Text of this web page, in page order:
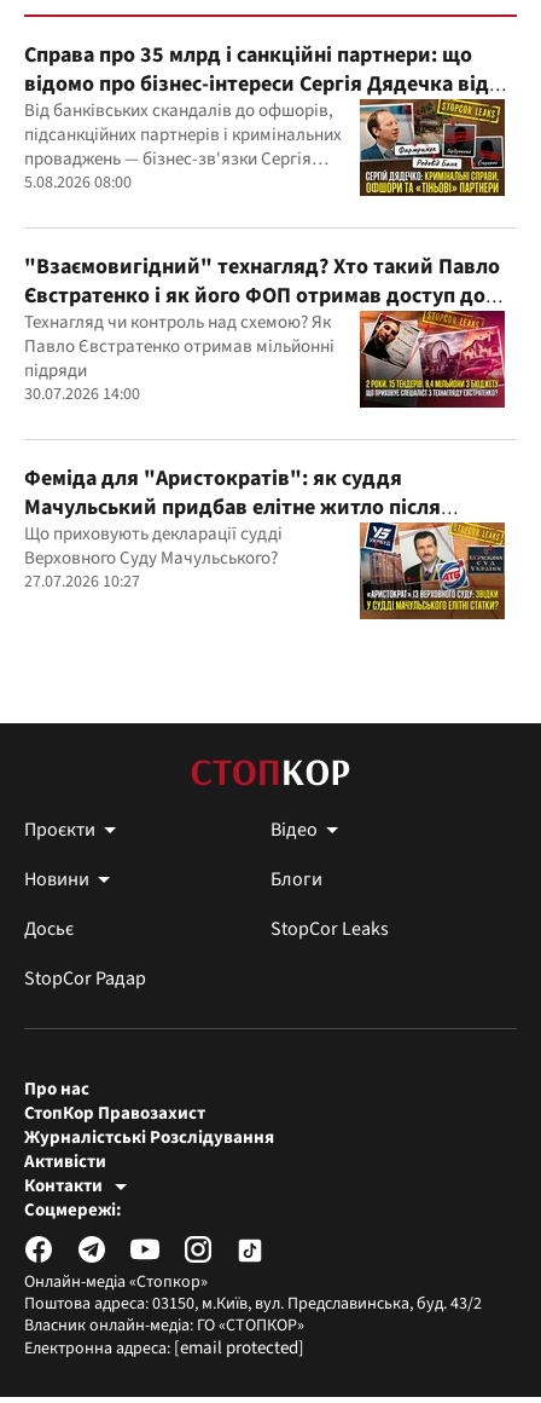
Справа про 35 млрд і санкційні партнери: що
відомо про бізнес-інтереси Сергія Дядечка від
"Родовід Банку" до "ФАРМАСЕЛ"
Від банківських скандалів до офшорів,
підсанкційних партнерів і кримінальних
проваджень — бізнес-зв'язки Сергія
Дядечка й досі простягаються через
5.08.2026 08:00
"Взаємовигідний" технагляд? Хто такий Павло
Євстратенко і як його ФОП отримав доступ до
бюджетних мільйонів?
Технагляд чи контроль над схемою? Як
Павло Євстратенко отримав мільйонні
підряди
30.07.2026 14:00
Феміда для "Аристократів": як суддя
Мачульський придбав елітне житло після
вердикту на користь забудовника?
Що приховують декларації судді
Верховного Суду Мачульського?
27.07.2026 10:27
Проєкти
Відео
Новини
Блоги
Досьє
StopCor Leaks
StopCor Радар
Онлайн-медіа «Стопкор»
Поштова адреса: 03150, м.Київ, вул. Предславинська, буд. 43/2
Власник онлайн-медіа: ГО «СТОПКОР»
Електронна адреса: [email protected]
Про нас
СтопКор Правозахист
Журналістські Розслідування
Активісти
Контакти
Редакція СтопКора
Журналісти-розслідувачі
Соцмережі: